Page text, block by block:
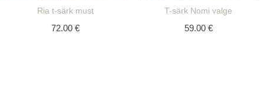
Ria t-särk must
72.00€
T-särk Nomi valge
59.00 €